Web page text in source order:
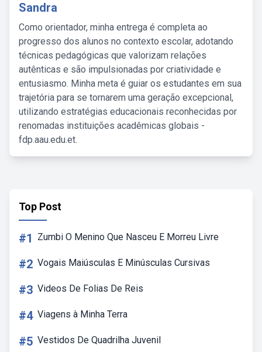
Sandra
Como orientador, minha entrega é completa ao
progresso dos alunos no contexto escolar, adotando
técnicas pedagógicas que valorizam relações
autênticas e são impulsionadas por criatividade e
entusiasmo. Minha meta é guiar os estudantes em sua
trajetória para se tornarem uma geração excepcional,
utilizando estratégias educacionais reconhecidas por
renomadas instituições acadêmicas globais -
fdp.aau.edu.et.
Top Post
#1 Zumbi O Menino Que Nasceu E Morreu Livre
#2 Vogais Maiúsculas E Minúsculas Cursivas
#3 Videos De Folias De Reis
#4 Viagens à Minha Terra
#5 Vestidos De Quadrilha Juvenil